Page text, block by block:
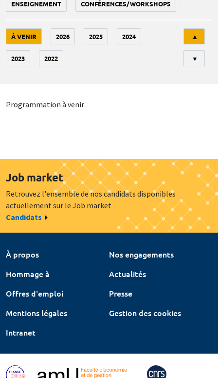
ENSEIGNEMENT CONFÉRENCES/WORKSHOPS
À VENIR 2026 2025 2024
2023 2022
▲
▼
Programmation à venir
Job market
Retrouvez l'ensemble de nos candidats disponibles
actuellement sur le Job market
Candidats
À propos
Nos engagements
Hommage à
Actualités
Offres d'emploi
Presse
Mentions légales
Gestion des cookies
Intranet